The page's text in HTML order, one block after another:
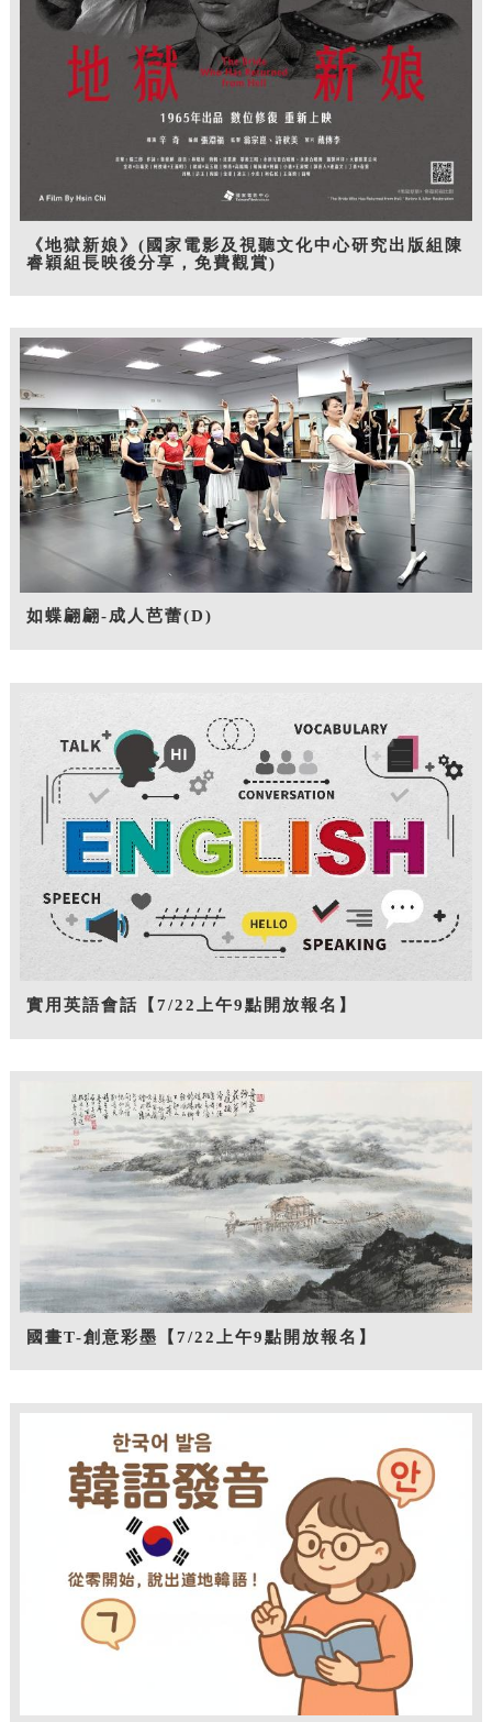
《地獄新娘》(國家電影及視聽文化中心研究出版組陳
睿穎組長映後分享，免費觀賞)
如蝶翩翩-成人芭蕾(D)
實用英語會話【7/22上午9點開放報名】
國畫T-創意彩墨【7/22上午9點開放報名】